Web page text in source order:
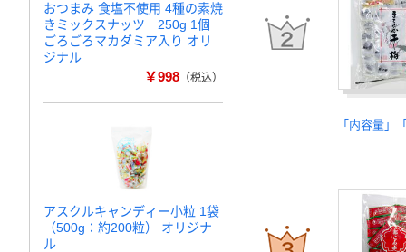
「内容量」
おつまみ 食塩不使用 4種の素焼
きミックスナッツ 250g 1個
ごろごろマカダミア入り オリ
ジナル
￥998 （税込）
アスクルキャンディー小粒 1袋
（500g：約200粒） オリジナ
ル